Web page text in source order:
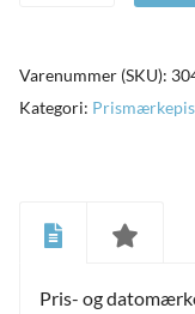
Varenummer (SKU):
Kategori:
Pris- og